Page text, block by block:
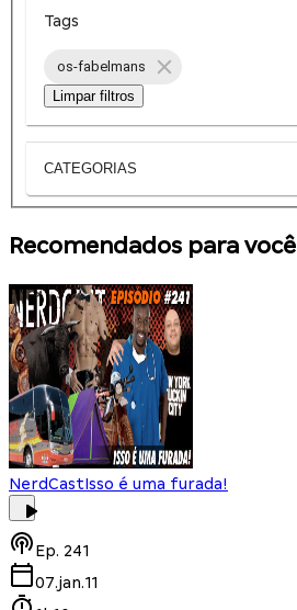
Tags
os-fabelmans
Limpar filtros
CATEGORIAS
Recomendados para você
NerdCastIsso é uma furada!
Ep. 241
07.jan.11